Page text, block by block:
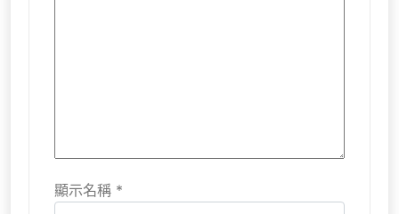
顯示名稱 *